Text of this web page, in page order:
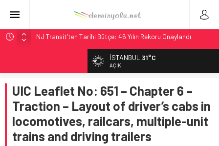
NJ Transit’ten Tarihi Bütçe: 46 Yılın Rekoru Onaylandı
Rocky Mountain, Güneş Enerjili Tesisten İlk Rayı Sevk Etti
AAR, MIT ve Berkeley Dahil 4 Üniversiteyle Araştırma
Konsorsiyumu Başlattı
Long Beach Limanı’na 58 Milyon Dolarlık Yeşil Yatırım Ödülü
Chicago’da Metra Polisi BVLOS Drone’larla Müdahale
İSTANBUL 31°C
AÇIK
UIC Leaflet No: 651 – Chapter 6 –
Traction – Layout of driver’s cabs in
locomotives, railcars, multiple-unit
trains and driving trailers